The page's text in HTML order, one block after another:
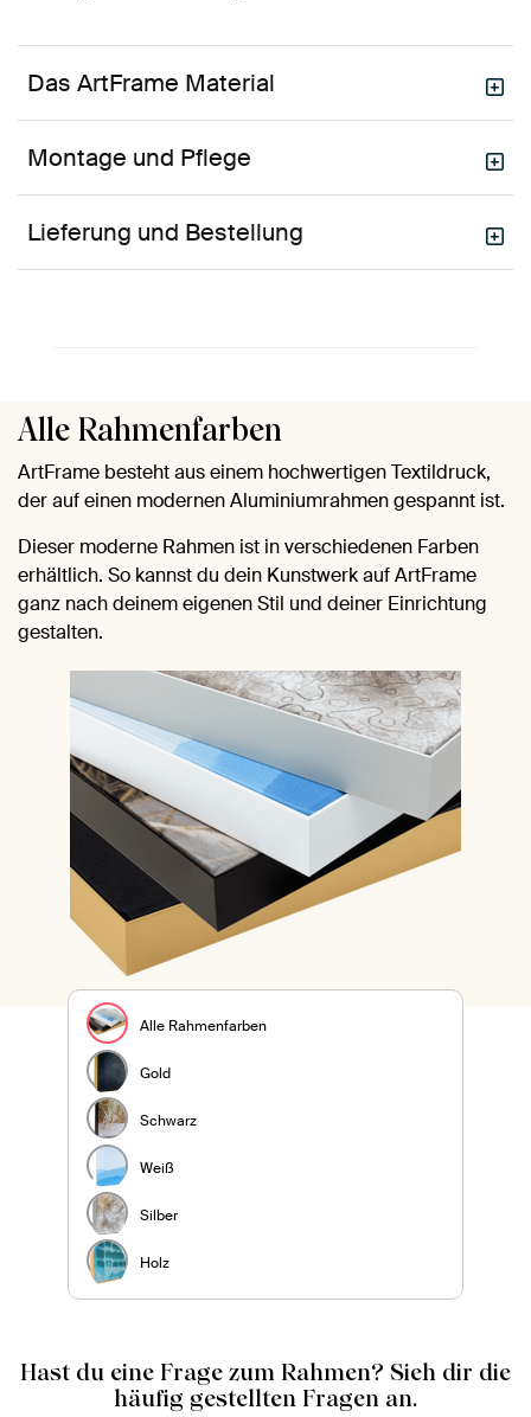
Das ArtFrame Material
Montage und Pflege
Lieferung und Bestellung
Alle Rahmenfarben
ArtFrame besteht aus einem hochwertigen Textildruck,
der auf einen modernen Aluminiumrahmen gespannt ist.
Dieser moderne Rahmen ist in verschiedenen Farben
erhältlich. So kannst du dein Kunstwerk auf ArtFrame
ganz nach deinem eigenen Stil und deiner Einrichtung
gestalten.
Alle Rahmenfarben
Gold
Schwarz
Weiß
Silber
Holz
Hast du eine Frage zum Rahmen? Sieh dir die
häufig gestellten Fragen an.